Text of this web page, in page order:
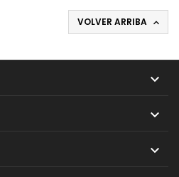
VOLVER ARRIBA 


